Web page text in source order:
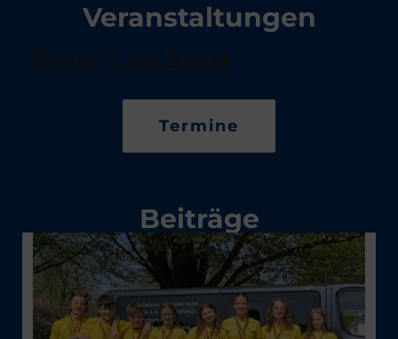
Veranstaltungen
Termine
Beiträge